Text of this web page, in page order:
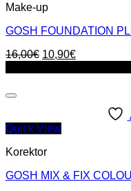
Make-up
GOSH FOUNDATION
16,00€ Original
10,90€Current
Quick View
Korektor
GOSH MIX & FIX